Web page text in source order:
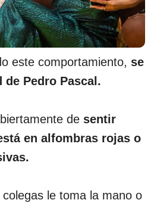
este comportamiento, se
de Pedro Pascal.
de sentir
en alfombras rojas o
le toma la mano o